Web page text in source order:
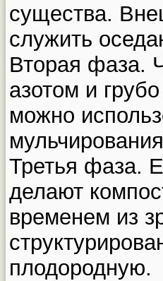
существа.
служить
Вторая фаза.
азотом и
можно
Третья фаза.
делают
временем из
плодородную.